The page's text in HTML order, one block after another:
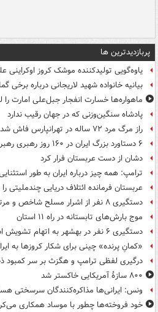
پربازدیدترین ها
یاوه‌گویی تولیدکننده موشک کروز اوکراینی
بیانیه خانواده شهید لاریجانی درباره برخی
ماهواره‌ها خسارت انفجار جبل‌علی امارت را
پادشاه سنگین‌وزنی که در جهان رقیب ندارد
راز مرگ مرد ۷۲ ساله در تهرانپارس فاش شد
۶ دستاورد بزرگ ایران در ۱۶۰ روز رهبری رهبر انقلاب
دشان از دست عربستان فرار کرد
ترامپ: همه چیز درباره ایران به طور
عربستان فرمانده ائتلاف دریایی چندملیتی
دستگیری ۸ نفر از اشرار مسلح شاخص و مرتبطین گروهک های تروریستی
موج بارش‌های تابستانه در راه ۱۱ استان
دستگیری ۶ نفر در بهشهر به اتهام تشویش اذهان عمومی
«کمانِ پرنده» چینی برای شکار کروزها به
درگیری لفظی ترامپ و هگزث بر سر کمبود
۸۰۰ سازۀ آمریکایی خاکستر شد
ونس: ایرانی‌ها مذاکره‌کنندگان سرسختی
خود فروخته‌ها چطور با موساد همکاری